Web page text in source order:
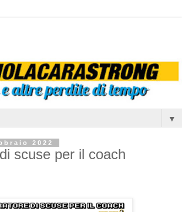
▼
2022
scuse per il coach